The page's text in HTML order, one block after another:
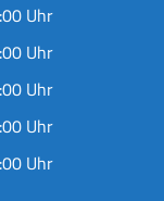
Uhr
Uhr
Uhr
Uhr
Uhr